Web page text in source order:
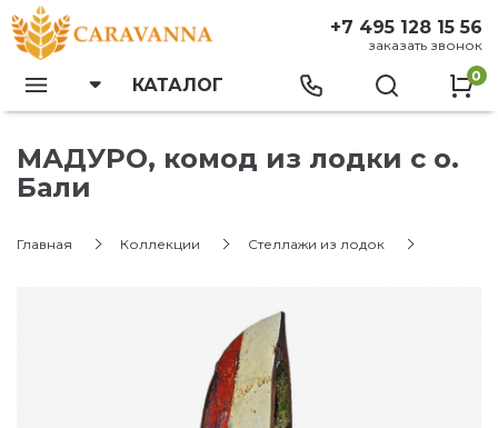
+7 495 128 15 56
заказать звонок
КАТАЛОГ 0
МАДУРО, комод из лодки с о.
Бали
Главная Коллекции Стеллажи из лодок